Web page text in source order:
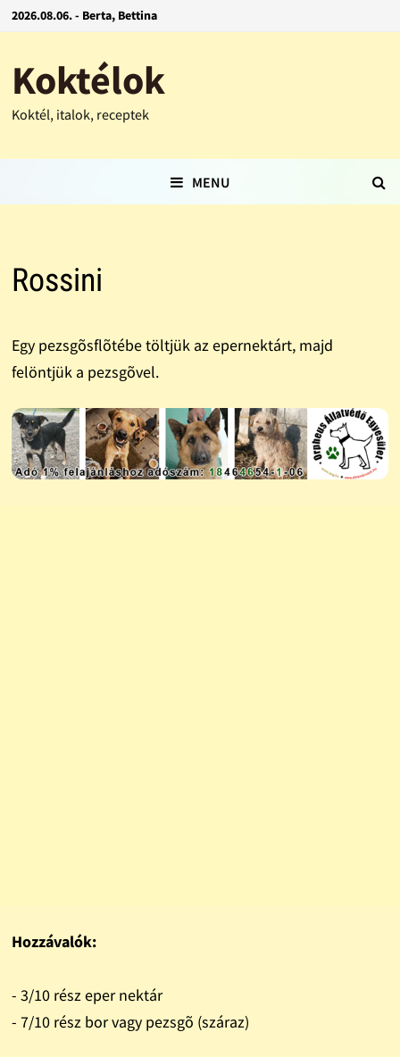
2026.08.06. - Berta, Bettina
Koktélok
Koktél, italok, receptek
MENU
Rossini
Egy pezsgõsflõtébe töltjük az epernektárt, majd
felöntjük a pezsgõvel.
Hozzávalók:
- 3/10 rész eper nektár
- 7/10 rész bor vagy pezsgõ (száraz)